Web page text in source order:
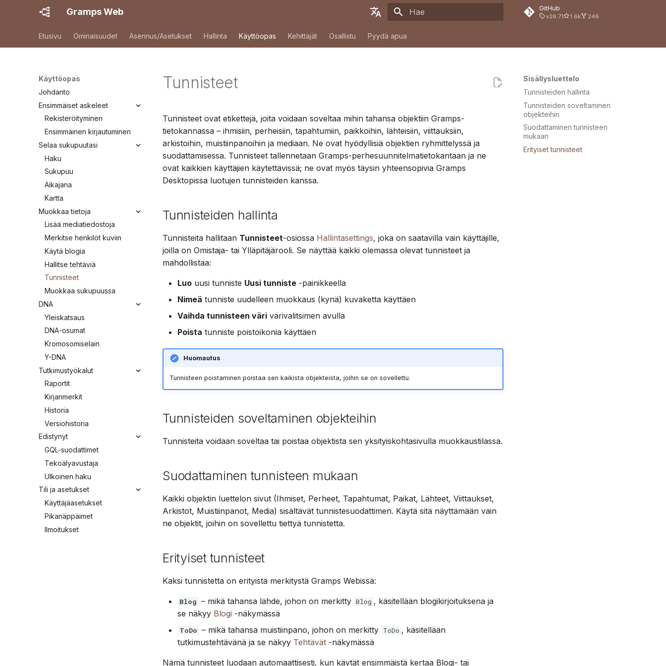
Gramps Web
English
Türkçe
Русский
Italiano
GitHub
v26.7.1 1.6k 246
Etusivu Ominaisuudet Asennus/Asetukset Hallinta Käyttöopas Kehittäjät Osallistu Pyydä apua
Käyttöopas
Johdanto
Ensimmäiset askeleet
Rekisteröityminen
Ensimmäinen kirjautuminen
Selaa sukupuutasi
Haku
Sukupuu
Aikajana
Kartta
Muokkaa tietoja
Lisää mediatiedostoja
Merkitse henkilöt kuviin
Käytä blogia
Hallitse tehtäviä
Tunnisteet
Muokkaa sukupuussa
DNA
Yleiskatsaus
DNA-osumat
Kromosomiselain
Y-DNA
Tutkimustyökalut
Raportit
Kirjanmerkit
Historia
Versiohistoria
Edistynyt
GQL-suodattimet
Tekoälyavustaja
Ulkoinen haku
Tili ja asetukset
Käyttäjäasetukset
Pikanäppäimet
Ilmoitukset
Sisällysluettelo
Tunnisteiden hallinta
Tunnisteiden soveltaminen
objekteihin
Suodattaminen tunnisteen
mukaan
Erityiset tunnisteet
Tunnisteet
Tunnisteet ovat etikettejä, joita voidaan soveltaa mihin tahansa objektiin Gramps-
tietokannassa – ihmisiin, perheisiin, tapahtumiin, paikkoihin, lähteisiin, viittauksiin,
arkistoihin, muistiinpanoihin ja mediaan. Ne ovat hyödyllisiä objektien ryhmittelyssä ja
suodattamisessa. Tunnisteet tallennetaan Gramps-perhesuunnitelmatietokantaan ja ne
ovat kaikkien käyttäjien käytettävissä; ne ovat myös täysin yhteensopivia Gramps
Desktopissa luotujen tunnisteiden kanssa.
Tunnisteiden hallinta
Tunnisteita hallitaan Tunnisteet-osiossa Hallintasettings, joka on saatavilla vain käyttäjille,
joilla on Omistaja- tai Ylläpitäjärooli. Se näyttää kaikki olemassa olevat tunnisteet ja
mahdollistaa:
Luo uusi tunniste Uusi tunniste -painikkeella
Nimeä tunniste uudelleen muokkaus (kynä) kuvaketta käyttäen
Vaihda tunnisteen väri värivalitsimen avulla
Poista tunniste poistoikonia käyttäen
Huomautus
Tunnisteen poistaminen poistaa sen kaikista objekteista, joihin se on sovellettu.
Tunnisteiden soveltaminen objekteihin
Tunnisteita voidaan soveltaa tai poistaa objektista sen yksityiskohtasivulla muokkaustilassa.
Suodattaminen tunnisteen mukaan
Kaikki objektin luettelon sivut (Ihmiset, Perheet, Tapahtumat, Paikat, Lähteet, Viittaukset,
Arkistot, Muistiinpanot, Media) sisältävät tunnistesuodattimen. Käytä sitä näyttämään vain
ne objektit, joihin on sovellettu tiettyä tunnistetta.
Erityiset tunnisteet
Kaksi tunnistetta on erityistä merkitystä Gramps Webissä:
Blog – mikä tahansa lähde, johon on merkitty Blog , käsitellään blogikirjoituksena ja
se näkyy Blogi -näkymässä
ToDo – mikä tahansa muistiinpano, johon on merkitty ToDo , käsitellään
tutkimustehtävänä ja se näkyy Tehtävät -näkymässä
Nämä tunnisteet luodaan automaattisesti, kun käytät ensimmäistä kertaa Blogi- tai